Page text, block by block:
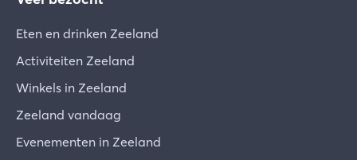
Eten en drinken Zeeland
Activiteiten Zeeland
Winkels in Zeeland
Zeeland vandaag
Evenementen in Zeeland